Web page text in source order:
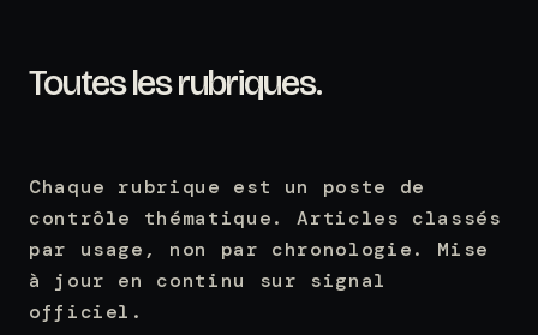
Toutes les rubriques.
Chaque rubrique est un poste de
contrôle thématique. Articles classés
par usage, non par chronologie. Mise
à jour en continu sur signal
officiel.